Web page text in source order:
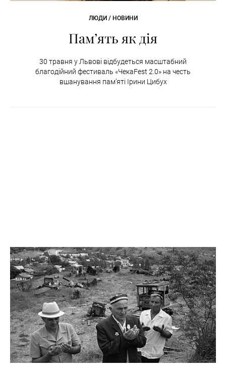
ЛЮДИ / НОВИНИ
Пам’ять як дія
30 травня у Львові відбудеться масштабний
благодійний фестиваль «ЧекаFest 2.0» на честь
вшанування пам’яті Ірини Цибух